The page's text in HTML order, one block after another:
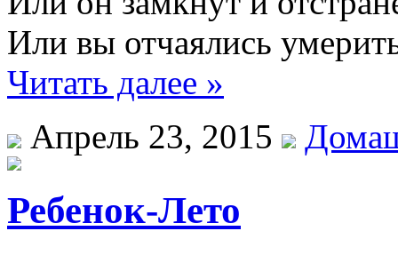
Или вы отчаялись
Читать далее »
Апрель 23, 2015
Ребенок-Лето